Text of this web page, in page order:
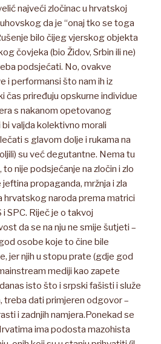
najveći zločinac u hrvatskoj
da je “onaj tko se toga
bilo čijeg vjerskog objekta
čovjeka (bio Židov, Srbin ili ne)
podsjećati. No, ovakve
i performansi što nam ih iz
čas priređuju opskurne individue
s nakanom opetovanog
valjda kolektivno morali
s glavom dolje i rukama na
su već degutantne. Nema tu
nije podsjećanje na zločin i zlo
propaganda, mržnja i zla
hrvatskog naroda prema matrici
SPC. Riječ je o takvoj
da se na nju ne smije šutjeti –
osobe koje to čine bile
jer njih u stopu prate (gdje god
mediji kao zapete
isto što i srpski fašisti i služe
treba dati primjeren odgovor –
i zadnjih namjera.Ponekad se
ima podosta mazohista